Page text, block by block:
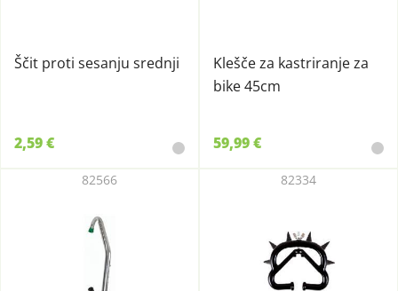
Ščit proti sesanju srednji
2,59 €
Klešče za kastriranje za
bike 45cm
59,99 €
82566 82334